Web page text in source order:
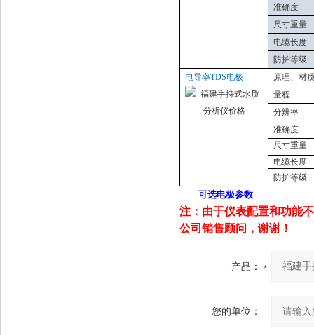
准确度
尺寸重量
电缆长度
防护等级
电导率TDS电极 原理、 材
量程
分辨率
准确度
尺寸重量
电缆长度
防护等级
可选电极参数
注：由于仪表配置和功能
公司销售顾问，谢谢！
产品：
您的单位：